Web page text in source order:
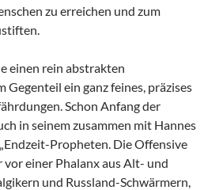
zu erreichen und zum
einen rein abstrakten
Gegenteil ein ganz feines, präzises
Schon Anfang der
in seinem zusammen mit Hannes
Propheten. Die Offensive
einer Phalanx aus Alt- und
und Russland-Schwärmern,